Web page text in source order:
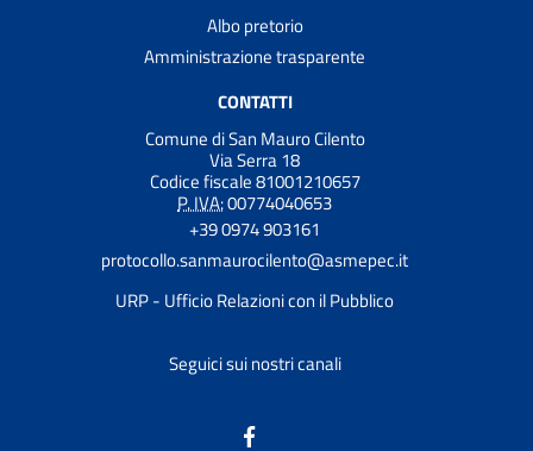
Albo pretorio
Amministrazione trasparente
CONTATTI
Comune di San Mauro Cilento
Via Serra 18
Codice fiscale 81001210657
P. IVA:00774040653
+39 0974 903161
protocollo.sanmaurocilento@asmepec.it
URP - Ufficio Relazioni con il Pubblico
Seguici sui nostri canali